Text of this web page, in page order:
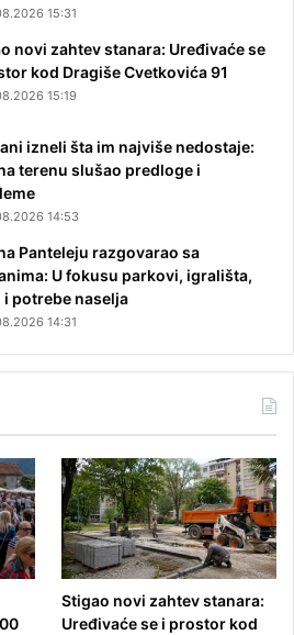
15:31
novi zahtev stanara: Uređivaće se
kod Dragiše Cvetkovića 91
15:19
izneli šta im najviše nedostaje:
terenu slušao predloge i
14:53
Panteleju razgovarao sa
U fokusu parkovi, igrališta,
potrebe naselja
14:31
Stigao novi zahtev stanara:
Uređivaće se i prostor kod